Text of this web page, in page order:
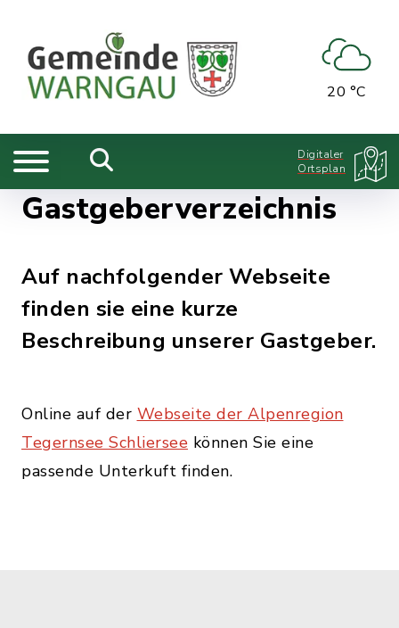
20 °C
Digitaler
Ortsplan
Gastgeberverzeichnis
Auf nachfolgender Webseite
finden sie eine kurze
Beschreibung unserer Gastgeber.
Online auf der Webseite der Alpenregion
Tegernsee Schliersee können Sie eine
passende Unterkuft finden.